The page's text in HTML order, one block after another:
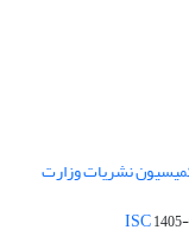
ارزیابی "بین المللی" در سال ۱۴۰۴ از کمیسیون نشریات وزارت